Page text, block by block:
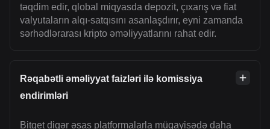
təqdim edir, qlobal miqyasda depozit, çıxarış və fiat
valyutaların alqı-satqısını asanlaşdırır, eyni zamanda
sərhədlərarası kripto əməliyyatlarını rahat edir.
Rəqabətli əməliyyat faizləri ilə komissiya
endirimləri
Bitget digər əsas platformalarla müqayisədə daha